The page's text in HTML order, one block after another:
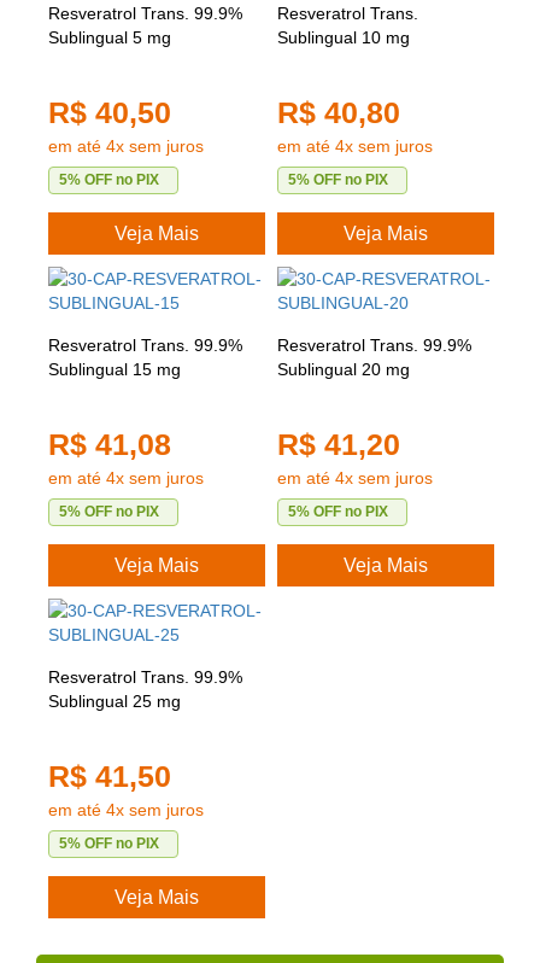
Resveratrol Trans. 99.9%
Sublingual 5 mg
R$ 40,50
em até 4x sem juros
5% OFF no PIX
Veja Mais
Resveratrol Trans.
Sublingual 10 mg
R$ 40,80
em até 4x sem juros
5% OFF no PIX
Veja Mais
Resveratrol Trans. 99.9%
Sublingual 15 mg
R$ 41,08
em até 4x sem juros
5% OFF no PIX
Veja Mais
Resveratrol Trans. 99.9%
Sublingual 20 mg
R$ 41,20
em até 4x sem juros
5% OFF no PIX
Veja Mais
Resveratrol Trans. 99.9%
Sublingual 25 mg
R$ 41,50
em até 4x sem juros
5% OFF no PIX
Veja Mais